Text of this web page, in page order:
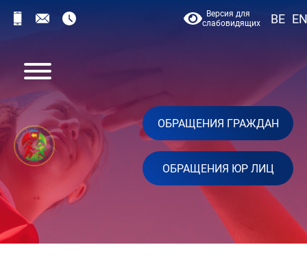
Версия для
слабовидящих
BE EN
ОБРАЩЕНИЯ ГРАЖДАН
ОБРАЩЕНИЯ ЮР ЛИЦ